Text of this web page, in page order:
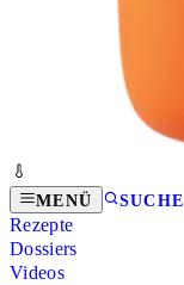
MENÜ SUCHE
Rezepte
Dossiers
Videos